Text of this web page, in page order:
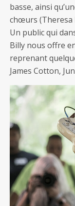
basse, ainsi
chœurs (Theresa
Un public qui
Billy nous offre
reprenant
James Cotton,